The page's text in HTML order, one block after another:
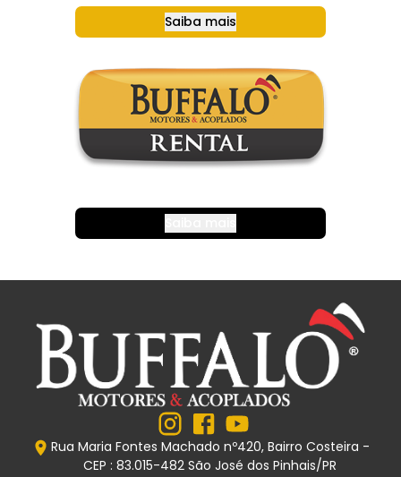
Saiba mais
Rua Maria Fontes Machado nº420, Bairro Costeira -
CEP : 83.015-482 São José dos Pinhais/PR